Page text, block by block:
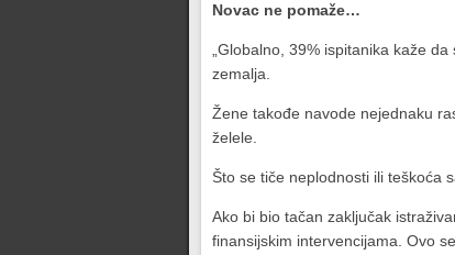
Novac ne pomaže…
„Globalno, 39% ispitanika kaže
zemalja.
Žene takođe navode nejednaku
želele.
Što se tiče neplodnosti ili teškoća
Ako bi bio tačan zaključak
finansijskim intervencijama. Ovo